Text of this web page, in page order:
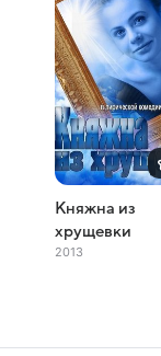
Княжна из
хрущевки
2013